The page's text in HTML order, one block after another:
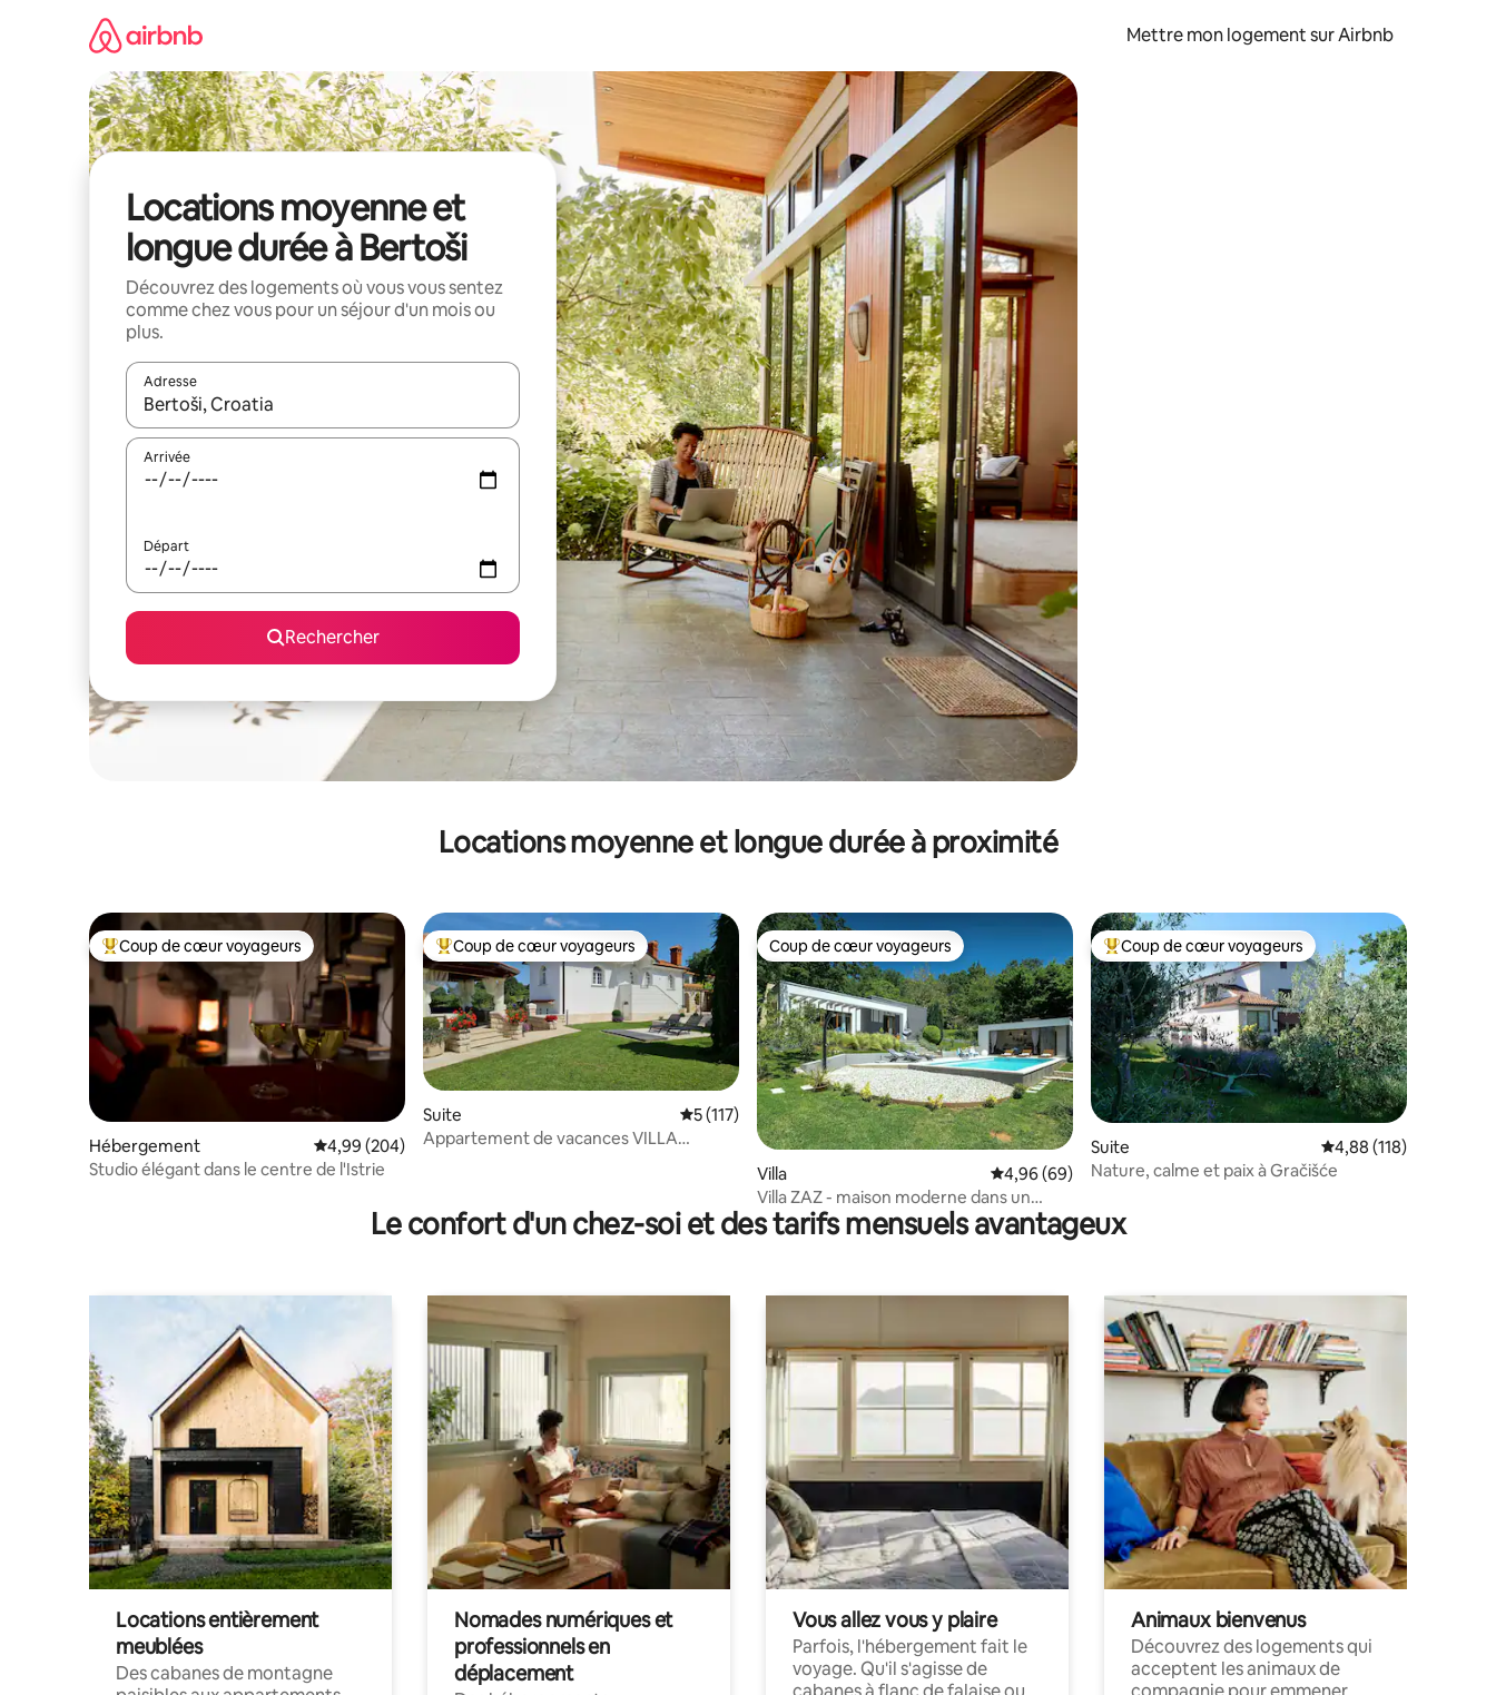
Mettre mon logement sur Airbnb
Locations moyenne et
longue durée à Bertoši
Découvrez des logements où vous vous sentez
comme chez vous pour un séjour d'un mois ou
plus.
Adresse
Lorsque les résultats s'affichent, utilisez les flèches vers le haut et vers le bas pour les parcourir ou en appuyant et en faisant glisser.
Arrivée
Départ
Rechercher
Locations moyenne et longue durée à proximité
Coups de cœur voyageurs les plus appréciés
Coup de cœur voyageurs
Hébergement Évaluation moyenne sur la base de 204 commentaires : 4,99 sur 5
4,99 (204)
Studio élégant dans le centre de l'Istrie
Coups de cœur voyageurs les plus appréciés
Coup de cœur voyageurs
Suite Évaluation moyenne sur la base de 117 commentaires : 5 sur 5
5 (117)
Appartement de vacances VILLA
Coup de cœur voyageurs
Coup de cœur voyageurs
Villa Évaluation moyenne sur la base de 69 commentaires : 4,96 sur 5
4,96 (69)
Villa ZAZ - maison moderne dans un
cadre rural paisible
Coups de cœur voyageurs les plus appréciés
Coup de cœur voyageurs
Suite Évaluation moyenne
4,88 (118)
Nature, calme et paix à Gračišće
Le confort d'un chez-soi et des tarifs mensuels avantageux
Locations entièrement
meublées
Des cabanes de montagne
Nomades numériques et
professionnels en
déplacement
Vous allez vous y plaire
Parfois, l'hébergement fait le
voyage. Qu'il s'agisse de
Animaux bienvenus
Découvrez des logements qui
acceptent les animaux de